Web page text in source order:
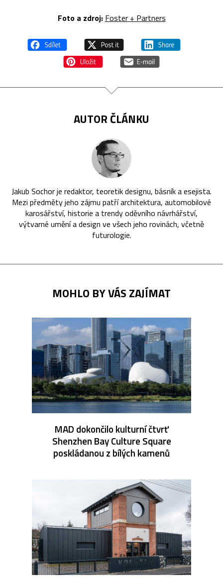
Foto a zdroj: Foster + Partners
AUTOR ČLÁNKU
Jakub Sochor je redaktor, teoretik designu, básník a esejista.
Mezi předměty jeho zájmu patří architektura, automobilové
karosářství, historie a trendy oděvního návrhářství,
výtvarné umění a design ve všech jeho rovinách, včetně
futurologie.
MOHLO BY VÁS ZAJÍMAT
MAD dokončilo kulturní čtvrť
Shenzhen Bay Culture Square
poskládanou z bílých kamenů